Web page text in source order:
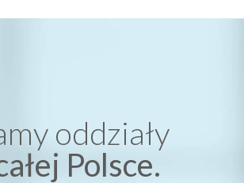
oddziały
Polsce.